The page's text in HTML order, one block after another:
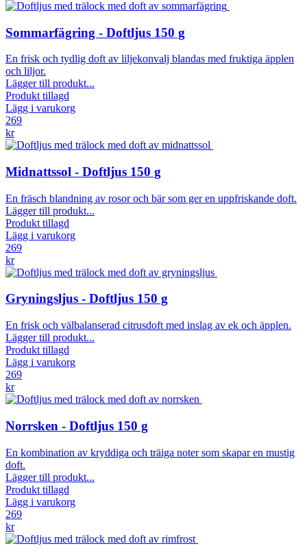
Sommarfägring - Doftljus 150 g
En frisk och tydlig doft av liljekonvalj blandas med fruktiga äpplen
och liljor.
Lägger till produkt...
Produkt tillagd
Lägg i varukorg
269
kr
Midnattssol - Doftljus 150 g
En fräsch blandning av rosor och bär som ger en uppfriskande doft.
Lägger till produkt...
Produkt tillagd
Lägg i varukorg
269
kr
Gryningsljus - Doftljus 150 g
En frisk och välbalanserad citrusdoft med inslag av ek och äpplen.
Lägger till produkt...
Produkt tillagd
Lägg i varukorg
269
kr
Norrsken - Doftljus 150 g
En kombination av kryddiga och träiga noter som skapar en mustig
doft.
Lägger till produkt...
Produkt tillagd
Lägg i varukorg
269
kr